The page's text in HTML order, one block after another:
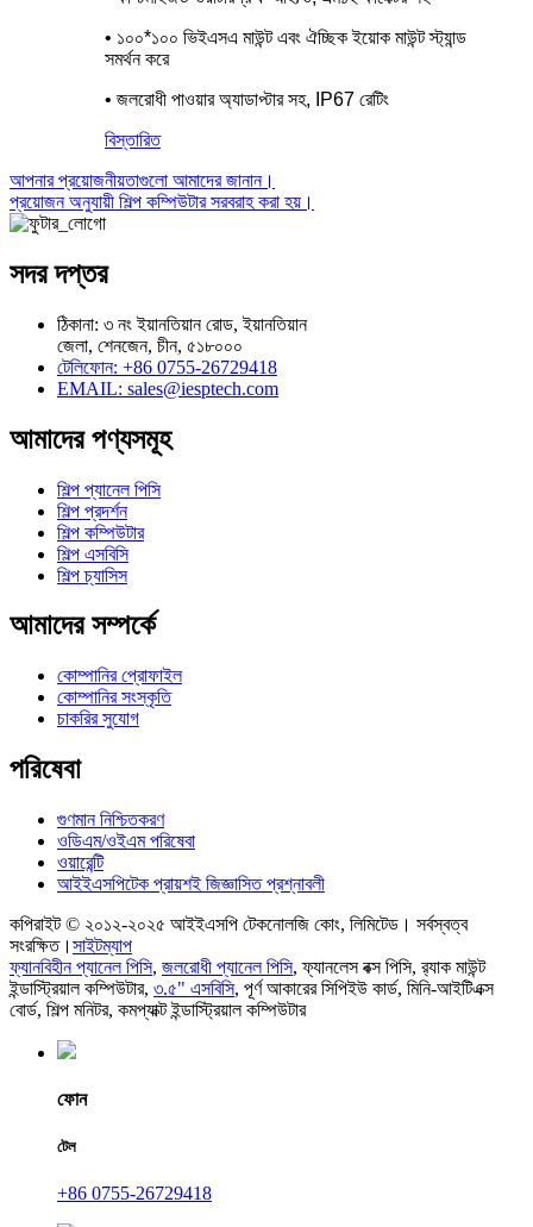
• ১০০*১০০ ভিইএসএ মাউন্ট এবং ঐচ্ছিক ইয়োক মাউন্ট স্ট্যান্ড
সমর্থন করে
• জলরোধী পাওয়ার অ্যাডাপ্টার সহ, IP67 রেটিং
বিস্তারিত
আপনার প্রয়োজনীয়তাগুলো আমাদের জানান।
প্রয়োজন অনুযায়ী শিল্প কম্পিউটার সরবরাহ করা হয়।
সদর দপ্তর
ঠিকানা: ৩ নং ইয়ানতিয়ান রোড, ইয়ানতিয়ান
জেলা, শেনজেন, চীন, ৫১৮০০০
টেলিফোন: +86 0755-26729418
EMAIL: sales@iesptech.com
আমাদের পণ্যসমূহ
শিল্প প্যানেল পিসি
শিল্প প্রদর্শন
শিল্প কম্পিউটার
শিল্প এসবিসি
শিল্প চ্যাসিস
আমাদের সম্পর্কে
কোম্পানির প্রোফাইল
কোম্পানির সংস্কৃতি
চাকরির সুযোগ
পরিষেবা
গুণমান নিশ্চিতকরণ
ওডিএম/ওইএম পরিষেবা
ওয়ারেন্টি
আইইএসপিটেক প্রায়শই জিজ্ঞাসিত প্রশ্নাবলী
কপিরাইট © ২০১২-২০২৫ আইইএসপি টেকনোলজি কোং, লিমিটেড। সর্বস্বত্ব
সংরক্ষিত। সাইটম্যাপ
ফ্যানবিহীন প্যানেল পিসি, জলরোধী প্যানেল পিসি,ফ্যানলেস বক্স পিসি, র‍্যাক মাউন্ট
ইন্ডাস্ট্রিয়াল কম্পিউটার, ৩.৫" এসবিসি, পূর্ণ আকারের সিপিইউ কার্ড, মিনি-আইটিএক্স
বোর্ড, শিল্প মনিটর, কমপ্যাক্ট ইন্ডাস্ট্রিয়াল কম্পিউটার
ফোন
টেল
+86 0755-26729418